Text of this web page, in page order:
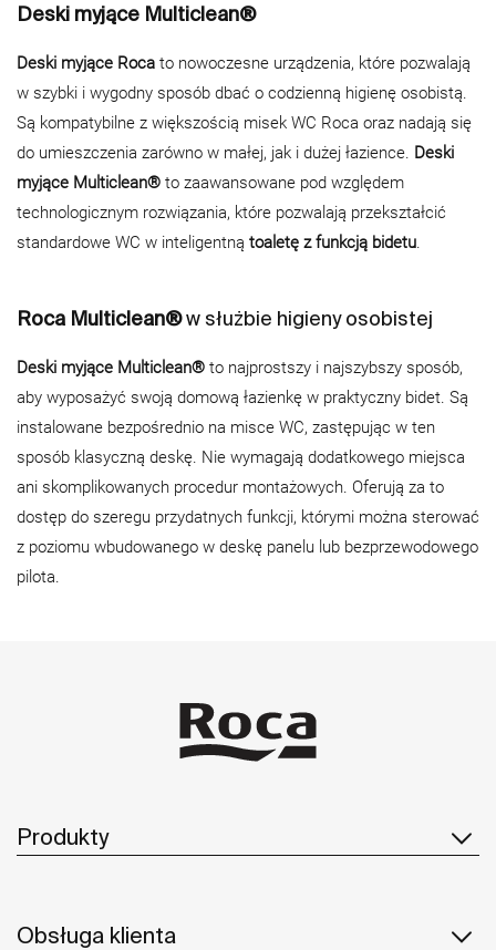
Deski myjące Multiclean®
Deski myjące Roca to nowoczesne urządzenia, które pozwalają
w szybki i wygodny sposób dbać o codzienną higienę osobistą.
Są kompatybilne z większością misek WC Roca oraz nadają się
do umieszczenia zarówno w małej, jak i dużej łazience. Deski
myjące Multiclean® to zaawansowane pod względem
technologicznym rozwiązania, które pozwalają przekształcić
standardowe WC w inteligentną toaletę z funkcją bidetu
Roca Multiclean®w służbie higieny osobistej
Deski myjące Multiclean® to najprostszy i najszybszy sposób,
aby wyposażyć swoją domową łazienkę w praktyczny bidet. Są
instalowane bezpośrednio na misce WC, zastępując w ten
sposób klasyczną deskę. Nie wymagają dodatkowego miejsca
ani skomplikowanych procedur montażowych. Oferują za to
dostęp do szeregu przydatnych funkcji, którymi można sterować
z poziomu wbudowanego w deskę panelu lub bezprzewodowego
pilota.
Produkty
Obsługa klienta